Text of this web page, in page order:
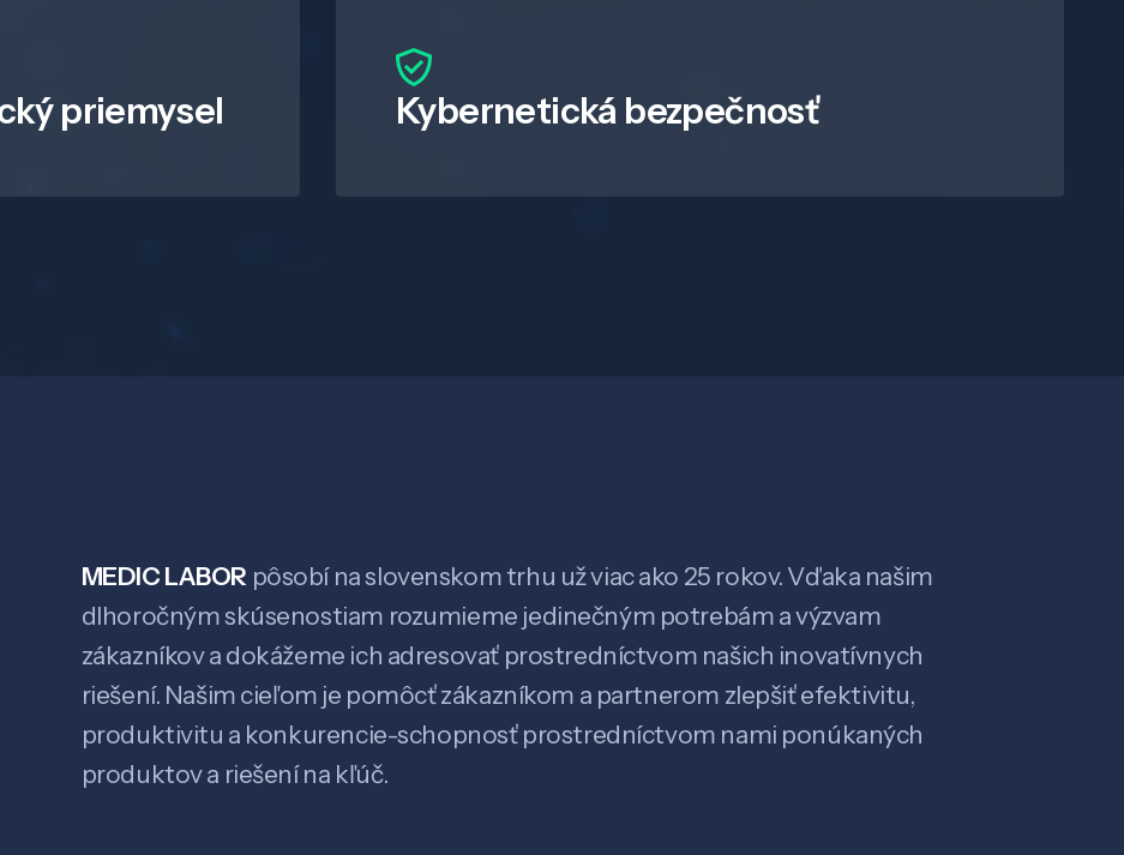
priemysel Kybernetická bezpečnosť
MEDIC LABOR pôsobí na slovenskom trhu už viac ako 25 rokov. Vďaka našim
dlhoročným skúsenostiam rozumieme jedinečným potrebám a výzvam
zákazníkov a dokážeme ich adresovať prostredníctvom našich inovatívnych
riešení. Našim cieľom je pomôcť zákazníkom a partnerom zlepšiť efektivitu,
produktivitu a konkurencie-schopnosť prostredníctvom nami ponúkaných
produktov a riešení na kľúč.